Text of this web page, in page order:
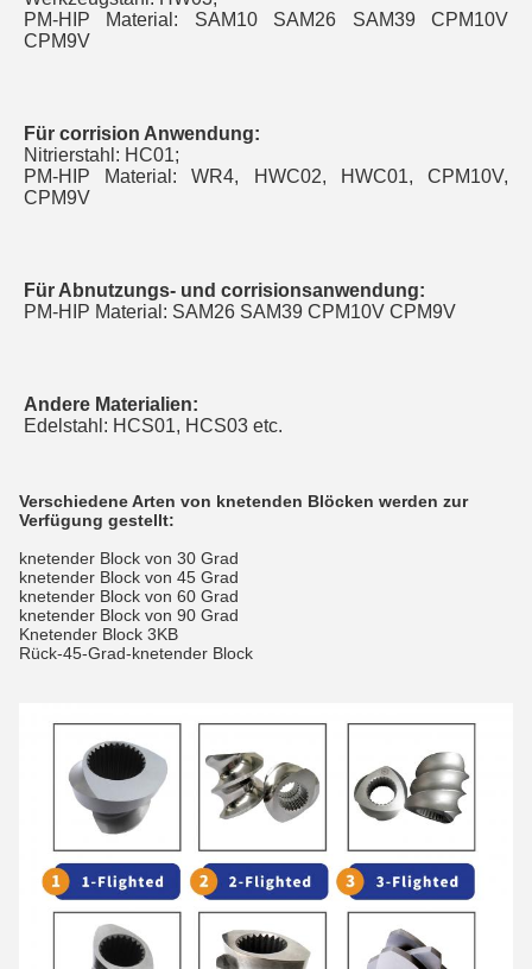
PM-HIP Material: SAM10 SAM26 SAM39 CPM10V
CPM9V
Für corrision Anwendung:
Nitrierstahl: HC01;
PM-HIP Material:
WR4, HWC02, HWC01, CPM10V,
CPM9V
Für Abnutzungs- und corrisionsanwendung:
PM-HIP Material: SAM26 SAM39 CPM10V CPM9V
Andere Materialien:
Edelstahl: HCS01, HCS03 etc.
Verschiedene Arten von knetenden Blöcken werden zur
Verfügung gestellt:
knetender Block von 30 Grad
knetender Block von 45 Grad
knetender Block von 60 Grad
knetender Block von 90 Grad
Knetender Block 3KB
Rück-45-Grad-knetender Block